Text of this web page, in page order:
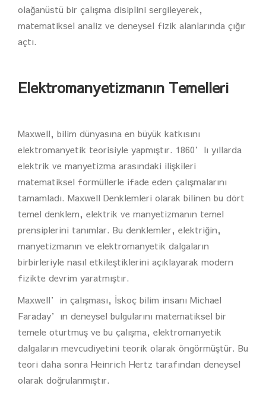
olağanüstü bir çalışma disiplini sergileyerek,
matematiksel analiz ve deneysel fizik alanlarında çığır
açtı.
Elektromanyetizmanın Temelleri
Maxwell, bilim dünyasına en büyük katkısını
elektromanyetik teorisiyle yapmıştır. 1860’lı yıllarda
elektrik ve manyetizma arasındaki ilişkileri
matematiksel formüllerle ifade eden çalışmalarını
tamamladı. Maxwell Denklemleri olarak bilinen bu dört
temel denklem, elektrik ve manyetizmanın temel
prensiplerini tanımlar. Bu denklemler, elektriğin,
manyetizmanın ve elektromanyetik dalgaların
birbirleriyle nasıl etkileştiklerini açıklayarak modern
fizikte devrim yaratmıştır.
Maxwell’in çalışması, İskoç bilim insanı Michael
Faraday’ın deneysel bulgularını matematiksel bir
temele oturtmuş ve bu çalışma, elektromanyetik
dalgaların mevcudiyetini teorik olarak öngörmüştür. Bu
teori daha sonra Heinrich Hertz tarafından deneysel
olarak doğrulanmıştır.